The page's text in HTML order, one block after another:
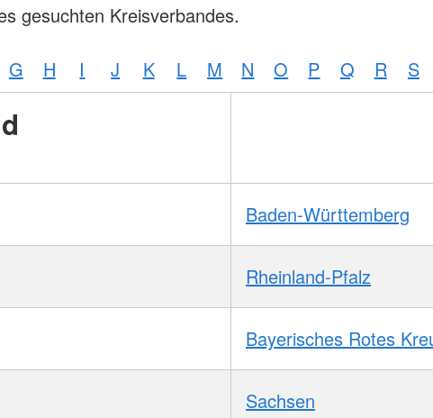
gesuchten Kreisverbandes.
G H I J K L M N O P Q R S
Baden-Württemberg
Rheinland-Pfalz
Bayerisches Rotes
Sachsen